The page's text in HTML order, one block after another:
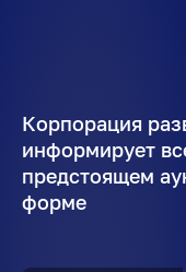
Корпорация
информирует
предстоящем
форме